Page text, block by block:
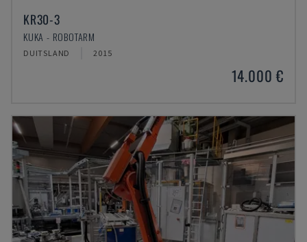
KR30-3
KUKA - ROBOTARM
DUITSLAND 2015
14.000 €